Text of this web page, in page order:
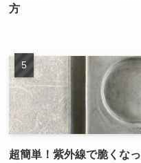
方
超簡単！紫外線で脆くなっ